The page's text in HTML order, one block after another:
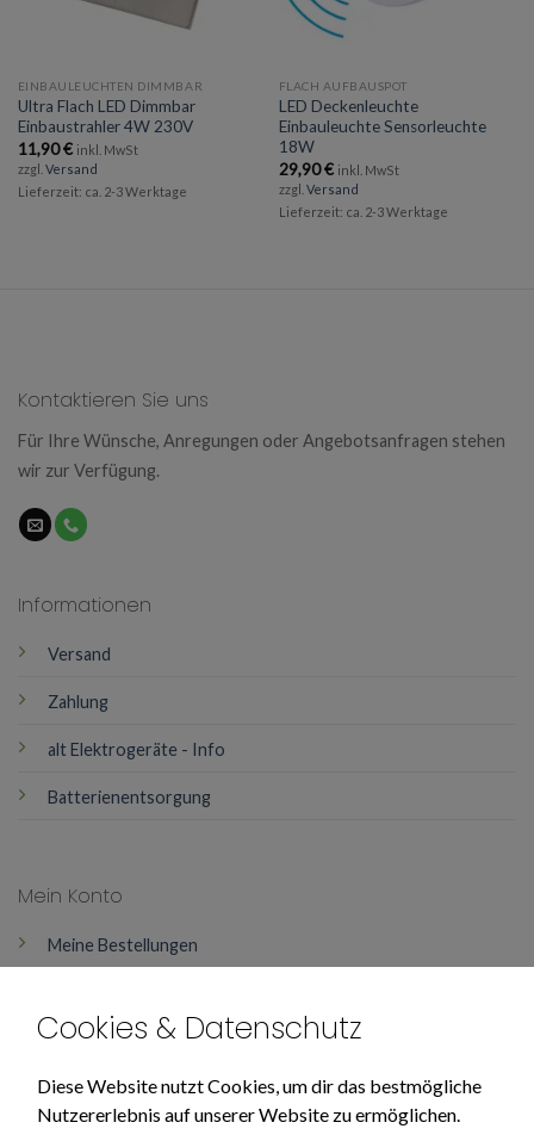
EINBAULEUCHTEN DIMMBAR
Ultra Flach LED Dimmbar
Einbaustrahler 4W 230V
11,90€ inkl. MwSt
zzgl. Versand
Lieferzeit: ca. 2-3 Werktage
FLACH AUFBAUSPOT
LED Deckenleuchte
Einbauleuchte Sensorleuchte
18W
29,90€ inkl. MwSt
zzgl. Versand
Lieferzeit: ca. 2-3 Werktage
Kontaktieren Sie uns
Für Ihre Wünsche, Anregungen oder Angebotsanfragen stehen
wir zur Verfügung.
Mein Konto
Meine Bestellungen
Über Uns
Impressum
Informationen
Versand
Zahlung
alt Elektrogeräte - Info
Batterienentsorgung
Cookies & Datenschutz
Diese Website nutzt Cookies, um dir das bestmögliche
Nutzererlebnis auf unserer Website zu ermöglichen.